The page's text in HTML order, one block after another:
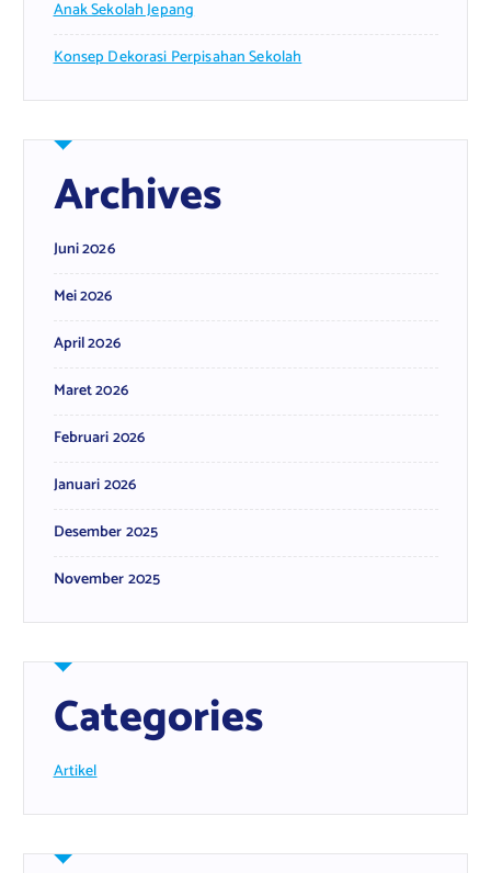
Anak Sekolah Jepang
Konsep Dekorasi Perpisahan Sekolah
Archives
Juni 2026
Mei 2026
April 2026
Maret 2026
Februari 2026
Januari 2026
Desember 2025
November 2025
Categories
Artikel